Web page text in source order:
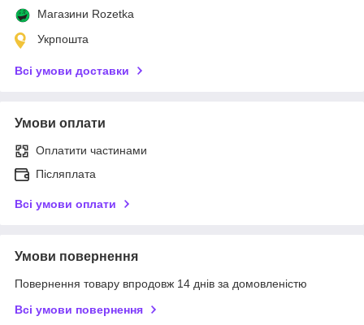
Магазини Rozetka
Укрпошта
Всі умови доставки
Умови оплати
Оплатити частинами
Післяплата
Всі умови оплати
Умови повернення
Повернення товару впродовж 14 днів за домовленістю
Всі умови повернення